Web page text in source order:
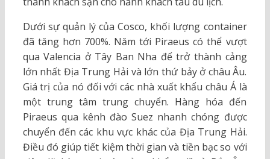
Dưới sự quản lý của Cosco, khối lượng container
đã tăng hơn 700%. Năm tới Piraeus có thể vượt
qua Valencia ở Tây Ban Nha để trở thành cảng
lớn nhất Địa Trung Hải và lớn thứ bảy ở châu Âu.
Giá trị của nó đối với các nhà xuất khẩu châu Á là
một trung tâm trung chuyển. Hàng hóa đến
Piraeus qua kênh đào Suez nhanh chóng được
chuyển đến các khu vực khác của Địa Trung Hải.
Điều đó giúp tiết kiệm thời gian và tiền bạc so với